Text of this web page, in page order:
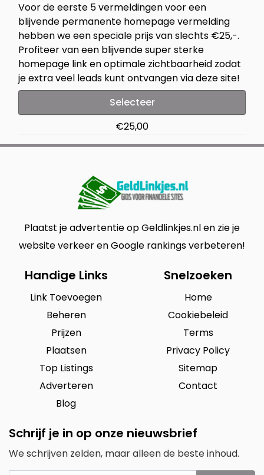
Voor de eerste 5 vermeldingen voor een
blijvende permanente homepage vermelding
hebben we een speciale prijs van slechts €25,-.
Profiteer van een blijvende super sterke
homepage link en optimale zichtbaarheid zodat
je extra veel leads kunt ontvangen via deze site!
Selecteer
€25,00
Plaatst je advertentie op Geldlinkjes.nl en zie je
website verkeer en Google rankings verbeteren!
Handige Links
Link Toevoegen
Beheren
Prijzen
Plaatsen
Top Listings
Adverteren
Blog
Snelzoeken
Home
Cookiebeleid
Terms
Privacy Policy
Sitemap
Contact
Schrijf je in op onze nieuwsbrief
We schrijven zelden, maar alleen de beste inhoud.